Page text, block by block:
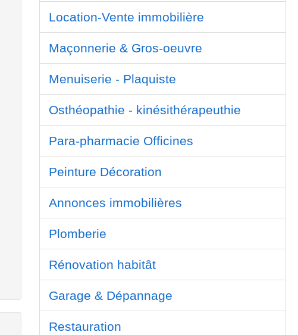
Location-Vente immobilière
Maçonnerie & Gros-oeuvre
Menuiserie - Plaquiste
Osthéopathie - kinésithérapeuthie
Para-pharmacie Officines
Peinture Décoration
Annonces immobilières
Plomberie
Rénovation habitât
Garage & Dépannage
Restauration